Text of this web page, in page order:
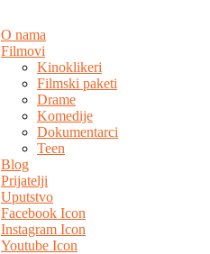
O nama
Filmovi
Kinoklikeri
Filmski paketi
Drame
Komedije
Dokumentarci
Teen
Blog
Prijatelji
Uputstvo
Facebook Icon
Instagram Icon
Youtube Icon